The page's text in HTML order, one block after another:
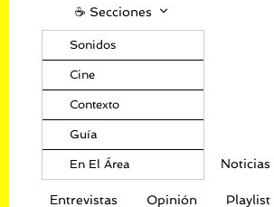
☕️ Secciones
Sonidos
Cine
Contexto
Guía
En El Área Noticias
Entrevistas Opinión Playlist